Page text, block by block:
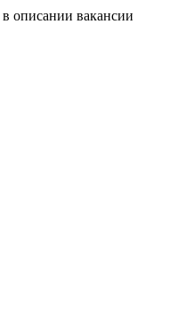
описании вакансии